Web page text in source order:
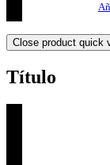
Close product quick
Título